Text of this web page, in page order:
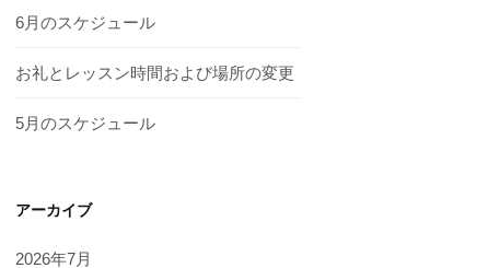
6月のスケジュール
お礼とレッスン時間および場所の変更
5月のスケジュール
アーカイブ
2026年7月